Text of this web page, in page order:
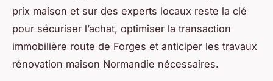
prix maison et sur des experts locaux reste la clé
pour sécuriser l’achat, optimiser la transaction
immobilière route de Forges et anticiper les travaux
rénovation maison Normandie nécessaires.